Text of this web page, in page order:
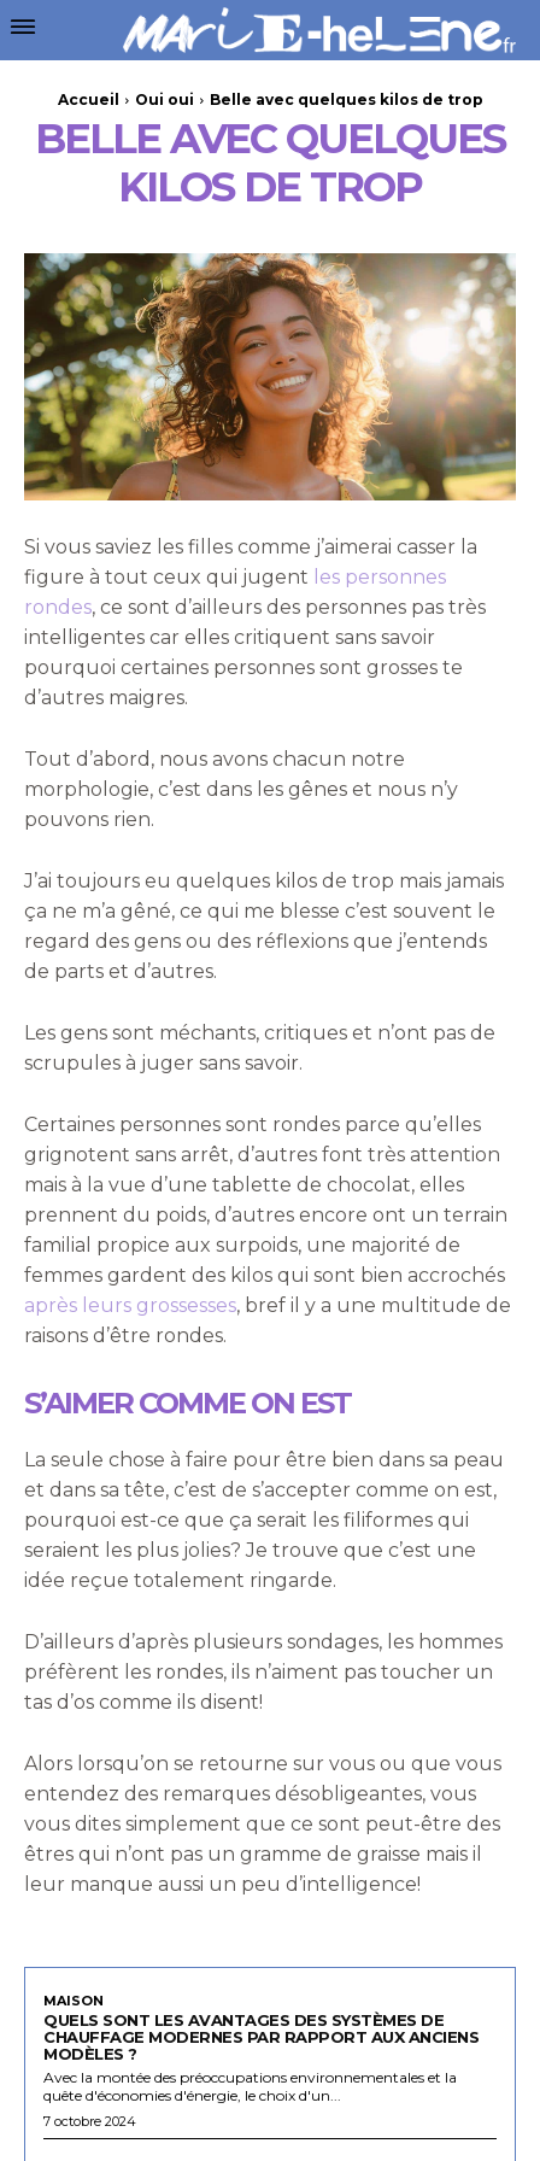
Accueil Oui oui Belle avec quelques kilos de trop
BELLE AVEC QUELQUES
KILOS DE TROP
Si vous saviez les filles comme j’aimerai casser la
figure à tout ceux qui jugent les personnes
rondes, ce sont d’ailleurs des personnes pas très
intelligentes car elles critiquent sans savoir
pourquoi certaines personnes sont grosses te
d’autres maigres.
Tout d’abord, nous avons chacun notre
morphologie, c’est dans les gênes et nous n’y
pouvons rien.
J’ai toujours eu quelques kilos de trop mais jamais
ça ne m’a gêné, ce qui me blesse c’est souvent le
regard des gens ou des réflexions que j’entends
de parts et d’autres.
Les gens sont méchants, critiques et n’ont pas de
scrupules à juger sans savoir.
Certaines personnes sont rondes parce qu’elles
grignotent sans arrêt, d’autres font très attention
mais à la vue d’une tablette de chocolat, elles
prennent du poids, d’autres encore ont un terrain
familial propice aux surpoids, une majorité de
femmes gardent des kilos qui sont bien accrochés
après leurs grossesses, bref il y a une multitude de
raisons d’être rondes.
S’AIMER COMME ON EST
La seule chose à faire pour être bien dans sa peau
et dans sa tête, c’est de s’accepter comme on est,
pourquoi est-ce que ça serait les filiformes qui
seraient les plus jolies? Je trouve que c’est une
idée reçue totalement ringarde.
D’ailleurs d’après plusieurs sondages, les hommes
préfèrent les rondes, ils n’aiment pas toucher un
tas d’os comme ils disent!
Alors lorsqu’on se retourne sur vous ou que vous
entendez des remarques désobligeantes, vous
vous dites simplement que ce sont peut-être des
êtres qui n’ont pas un gramme de graisse mais il
leur manque aussi un peu d’intelligence!
MAISON
QUELS SONT LES AVANTAGES DES SYSTÈMES DE
CHAUFFAGE MODERNES PAR RAPPORT AUX ANCIENS
MODÈLES ?
Avec la montée des préoccupations environnementales et la
quête d'économies d'énergie, le choix d'un...
7 octobre 2024